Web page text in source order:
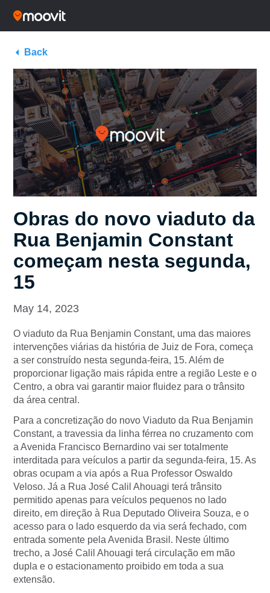
Back
Obras do novo viaduto da
Rua Benjamin Constant
começam nesta segunda,
15
May 14, 2023
O viaduto da Rua Benjamin Constant, uma das maiores
intervenções viárias da história de Juiz de Fora, começa
a ser construído nesta segunda-feira, 15. Além de
proporcionar ligação mais rápida entre a região Leste e o
Centro, a obra vai garantir maior fluidez para o trânsito
da área central.
Para a concretização do novo Viaduto da Rua Benjamin
Constant, a travessia da linha férrea no cruzamento com
a Avenida Francisco Bernardino vai ser totalmente
interditada para veículos a partir da segunda-feira, 15. As
obras ocupam a via após a Rua Professor Oswaldo
Veloso. Já a Rua José Calil Ahouagi terá trânsito
permitido apenas para veículos pequenos no lado
direito, em direção à Rua Deputado Oliveira Souza, e o
acesso para o lado esquerdo da via será fechado, com
entrada somente pela Avenida Brasil. Neste último
trecho, a José Calil Ahouagi terá circulação em mão
dupla e o estacionamento proibido em toda a sua
extensão.